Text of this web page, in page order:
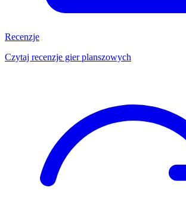
Recenzje
Czytaj recenzje gier planszowych